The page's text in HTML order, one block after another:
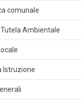
comunale
Tutela Ambientale
Istruzione